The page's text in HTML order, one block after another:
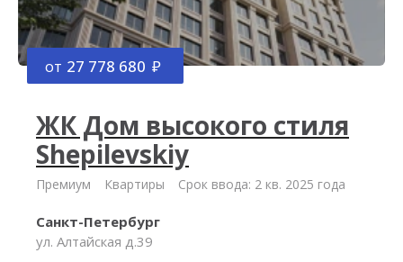
от 27 778 680
ЖК Дом высокого стиля
Shepilevskiy
Премиум Квартиры Срок ввода: 2 кв. 2025 года
Санкт-Петербург
ул. Алтайская д.39